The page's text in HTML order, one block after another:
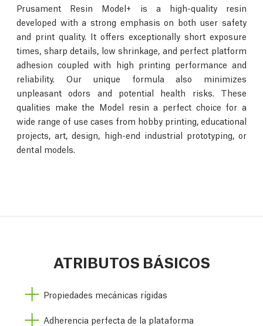
Prusament Resin Model+ is a high-quality resin
developed with a strong emphasis on both user safety
and print quality. It offers exceptionally short exposure
times, sharp details, low shrinkage, and perfect platform
adhesion coupled with high printing performance and
reliability. Our unique formula also minimizes
unpleasant odors and potential health risks. These
qualities make the Model resin a perfect choice for a
wide range of use cases from hobby printing, educational
projects, art, design, high-end industrial prototyping, or
dental models.
ATRIBUTOS BÁSICOS
Propiedades mecánicas rígidas
Adherencia perfecta de la plataforma